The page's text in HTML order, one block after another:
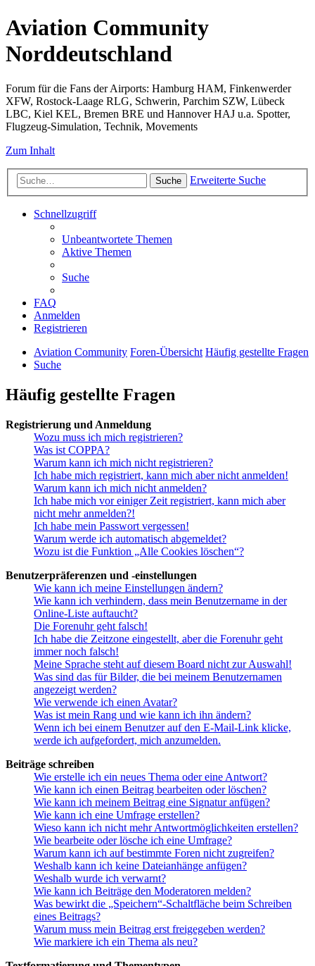
Aviation Community
Norddeutschland
Forum für die Fans der Airports: Hamburg HAM, Finkenwerder
XFW, Rostock-Laage RLG, Schwerin, Parchim SZW, Lübeck
LBC, Kiel KEL, Bremen BRE und Hannover HAJ u.a. Spotter,
Flugzeug-Simulation, Technik, Movements
Zum Inhalt
Suche Erweiterte Suche
Schnellzugriff
Unbeantwortete Themen
Aktive Themen
Suche
FAQ
Anmelden
Registrieren
Aviation Community Foren-Übersicht Häufig gestellte Fragen
Suche
Häufig gestellte Fragen
Registrierung und Anmeldung
Wozu muss ich mich registrieren?
Was ist COPPA?
Warum kann ich mich nicht registrieren?
Ich habe mich registriert, kann mich aber nicht anmelden!
Warum kann ich mich nicht anmelden?
Ich habe mich vor einiger Zeit registriert, kann mich aber
nicht mehr anmelden?!
Ich habe mein Passwort vergessen!
Warum werde ich automatisch abgemeldet?
Wozu ist die Funktion „Alle Cookies löschen“?
Benutzerpräferenzen und -einstellungen
Wie kann ich meine Einstellungen ändern?
Wie kann ich verhindern, dass mein Benutzername in der
Online-Liste auftaucht?
Die Forenuhr geht falsch!
Ich habe die Zeitzone eingestellt, aber die Forenuhr geht
immer noch falsch!
Meine Sprache steht auf diesem Board nicht zur Auswahl!
Was sind das für Bilder, die bei meinem Benutzernamen
angezeigt werden?
Wie verwende ich einen Avatar?
Was ist mein Rang und wie kann ich ihn ändern?
Wenn ich bei einem Benutzer auf den E-Mail-Link klicke,
werde ich aufgefordert, mich anzumelden.
Beiträge schreiben
Wie erstelle ich ein neues Thema oder eine Antwort?
Wie kann ich einen Beitrag bearbeiten oder löschen?
Wie kann ich meinem Beitrag eine Signatur anfügen?
Wie kann ich eine Umfrage erstellen?
Wieso kann ich nicht mehr Antwortmöglichkeiten erstellen?
Wie bearbeite oder lösche ich eine Umfrage?
Warum kann ich auf bestimmte Foren nicht zugreifen?
Weshalb kann ich keine Dateianhänge anfügen?
Weshalb wurde ich verwarnt?
Wie kann ich Beiträge den Moderatoren melden?
Was bewirkt die „Speichern“-Schaltfläche beim Schreiben
eines Beitrags?
Warum muss mein Beitrag erst freigegeben werden?
Wie markiere ich ein Thema als neu?